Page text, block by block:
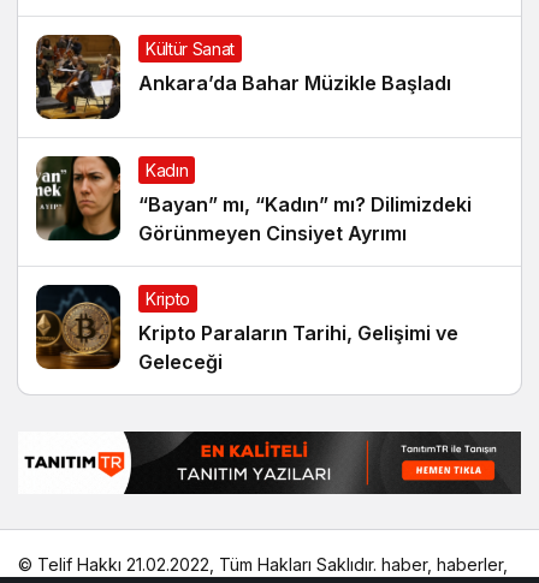
Kültür Sanat
Ankara’da Bahar Müzikle Başladı
Kadın
“Bayan” mı, “Kadın” mı? Dilimizdeki
Görünmeyen Cinsiyet Ayrımı
Kripto
Kripto Paraların Tarihi, Gelişimi ve
Geleceği
© Telif Hakkı 21.02.2022, Tüm Hakları Saklıdır. haber, haberler,